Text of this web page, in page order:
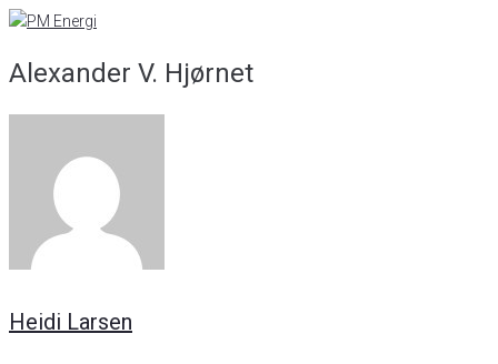
Skip
content
Alexander V. Hjørnet
Heidi Larsen